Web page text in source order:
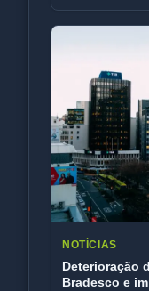
NOTÍCIAS
Deterioração
Bradesco e